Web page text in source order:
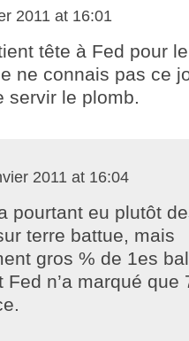
2011 at 16:01
tête à Fed pour le
ne connais pas ce
servir le plomb.
2011 at 16:04
pourtant eu plutôt
terre battue, mais
gros % de 1es
Fed n’a marqué que